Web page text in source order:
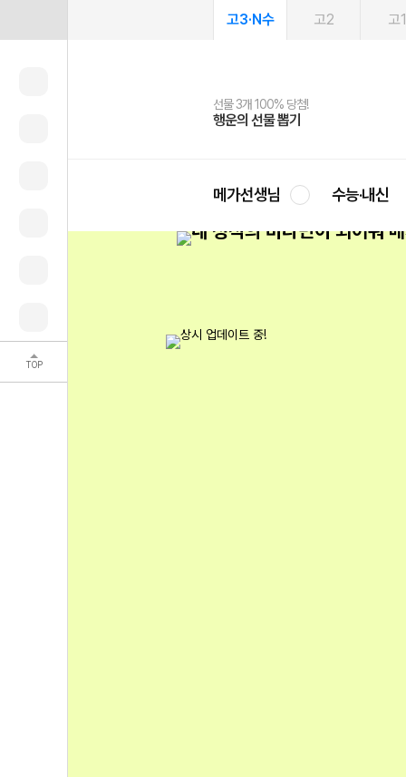
TOP
고3·N수 고2 고1
선물 3개 100% 당첨!
행운의 선물 뽑기
선물 100% 증정!
메가스터디 X 올리브
2027 러셀 단과
강사 공개선발
스마트러닝앱
설문 EVENT
메가패스
3일 무료 체험권
메가패스 수강생 무료혜택!
메가클럽 멤버십
사회공헌 캠페인
희망이룸 메가나눔
메가선생님 수능·내신